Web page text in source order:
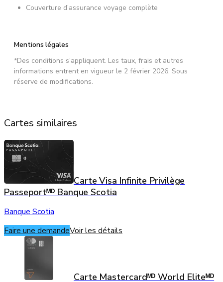
Couverture d’assurance voyage complète
Mentions légales
*Des conditions s’appliquent. Les taux, frais et autres
informations entrent en vigueur le 2 février 2026. Sous
réserve de modifications.
Cartes similaires
Carte Visa Infinite Privilège
Passeportᴹᴰ Banque Scotia
Banque Scotia
Faire une demandeVoir les détails
Carte Mastercardᴹᴰ World Eliteᴹᴰ